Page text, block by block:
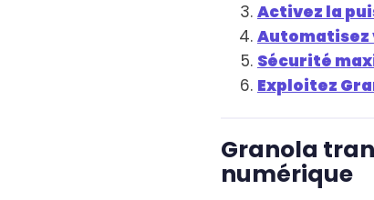
Activez la
Sécurité
Exploitez
Granola
numérique